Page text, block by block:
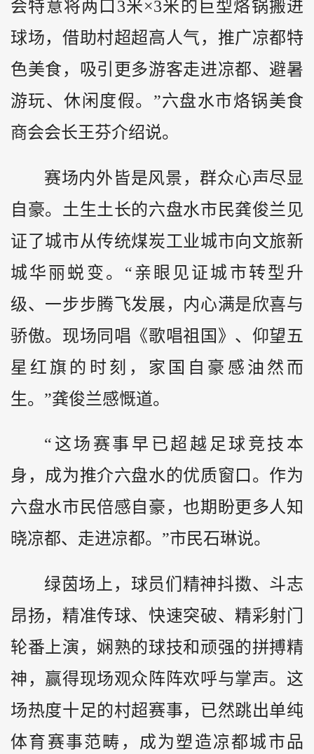
会特意将两口3米×3米的巨型烙锅搬进
球场，借助村超超高人气，推广凉都特
色美食，吸引更多游客走进凉都、避暑
游玩、休闲度假。”六盘水市烙锅美食
商会会长王芬介绍说。
赛场内外皆是风景，群众心声尽显
自豪。土生土长的六盘水市民龚俊兰见
证了城市从传统煤炭工业城市向文旅新
城华丽蜕变。“亲眼见证城市转型升
级、一步步腾飞发展，内心满是欣喜与
骄傲。现场同唱《歌唱祖国》、仰望五
星红旗的时刻，家国自豪感油然而
生。”龚俊兰感慨道。
“这场赛事早已超越足球竞技本
身，成为推介六盘水的优质窗口。作为
六盘水市民倍感自豪，也期盼更多人知
晓凉都、走进凉都。”市民石琳说。
绿茵场上，球员们精神抖擞、斗志
昂扬，精准传球、快速突破、精彩射门
轮番上演，娴熟的球技和顽强的拼搏精
神，赢得现场观众阵阵欢呼与掌声。这
场热度十足的村超赛事，已然跳出单纯
体育赛事范畴，成为塑造凉都城市品